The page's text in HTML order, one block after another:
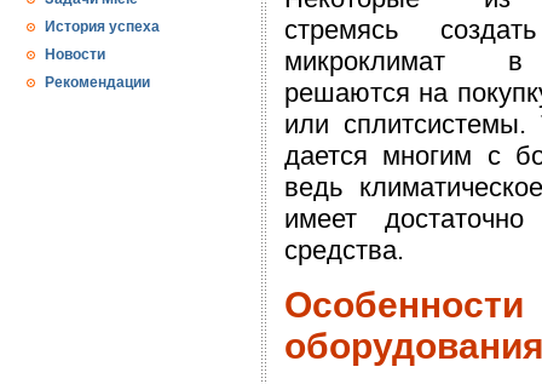
История успеха
Новости
Рекомендации
стремясь
микроклимат
решаются на
или
дается многим с
ведь
имеет
средства.